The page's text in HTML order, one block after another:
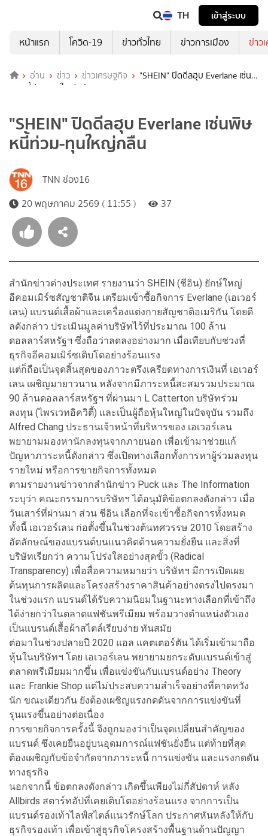
TH
เข้าสู่ระบบ
หน้าแรก
โควิด-19 ข่าวทั่วไทย ข่าวการเมือง ข่าว
อ่าน ข่าว ข่าวเศรษฐกิจ
"SHEIN" ปิดดีลฮุบ Everlane เซ่น
พิษหนี้ท่วม-ทุนใหญ่กลืน
"SHEIN" ปิดดีลฮุบ Everlane เซ่นพิษ
หนี้ท่วม-ทุนใหญ่กลืน
TNN ช่อง16
20 พฤษภาคม 2569 ( 11:55 )
37
สำนักข่าวต่างประเทศ รายงานว่า SHEIN (ชีอิน) ยักษ์ใหญ่
อีคอมเมิร์ซสัญชาติจีน เตรียมเข้าซื้อกิจการ Everlane (เอเวอร์
เลน) แบรนด์เสื้อผ้าและเครื่องแต่งกายสัญชาติอเมริกัน โดยดี
ลดังกล่าว ประเมินมูลค่าบริษัทไว้ที่ประมาณ 100 ล้าน
ดอลลาร์สหรัฐฯ ซึ่งถือว่าลดลงอย่างมาก เมื่อเทียบกับช่วงที่
ธุรกิจอีคอมเมิร์ซเติบโตอย่างร้อนแรง
แต่ก็ถือเป็นจุดสิ้นสุดของภาวะตรึงเครียดทางการเงินที่ เอเวอร์
เลน เผชิญมายาวนาน หลังจากมีภาระหนี้สะสมรวมประมาณ
90 ล้านดอลลาร์สหรัฐฯ ที่ผ่านมา L Catterton บริษัทร่วม
ลงทุน (ไพรเวทอิควิตี้) และเป็นผู้ถือหุ้นใหญ่ในปัจจุบัน รวมถึง
Alfred Chang ประธานเจ้าหน้าที่บริหารของ เอเวอร์เลน
พยายามมองหานักลงทุนจากภายนอก เพื่อเข้ามาช่วยแก้
ปัญหาภาระหนี้ดังกล่าว ซึ่งเปิดทางเลือกทั้งการหาผู้ร่วมลงทุน
รายใหม่ หรือการขายกิจการทั้งหมด
ตามรายงานข่าวจากสำนักข่าว Puck และ The Information
ระบุว่า คณะกรรมการบริษัทฯ ได้อนุมัติข้อตกลงดังกล่าว เมื่อ
วันเสาร์ที่ผ่านมา ส่วน ชีอิน เลือกที่จะเข้าซื้อกิจการทั้งหมด
ทั้งนี้ เอเวอร์เลน ก่อตั้งขึ้นในช่วงต้นทศวรรษ 2010 โดยสร้าง
อัตลักษณ์ของแบรนด์บนแนวคิดด้านความยั่งยืน และสิ่งที่
บริษัทเรียกว่า ความโปร่งใสอย่างสุดขั้ว (Radical
Transparency) เพื่อสื่อความหมายว่า บริษัทฯ มีการเปิดเผย
ต้นทุนการผลิตและโครงสร้างราคาสินค้าอย่างตรงไปตรงมา
ในช่วงแรก แบรนด์ได้รับความนิยมในฐานะทางเลือกที่เข้าถึง
ได้ง่ายกว่าในตลาดแฟชันพรีเมียม พร้อมวางตำแหน่งตัวเอง
เป็นแบรนด์เสื้อผ้าสไตล์เรียบง่าย ทันสมัย
ต่อมาในช่วงปลายปี 2020 แอล แคตเตอร์ตัน ได้เริ่มเข้ามาถือ
หุ้นในบริษัทฯ โดย เอเวอร์เลน พยายามยกระดับแบรนด์เข้าสู่
ตลาดพรีเมียมมากขึ้น เพื่อแข่งขันกับแบรนด์อย่าง Theory
และ Frankie Shop แต่ไม่ประสบความสำเร็จอย่างที่คาดหวัง
นัก ขณะเดียวกัน ยังต้องเผชิญแรงกดดันจากการแข่งขันที่
รุนแรงขึ้นอย่างต่อเนื่อง
การขายกิจการครั้งนี้ จึงถูกมองว่าเป็นจุดเปลี่ยนสำคัญของ
แบรนด์ ซึ่งเคยยืนอยู่บนอุดมการณ์แฟชันยั่งยืน แต่ท้ายที่สุด
ต้องเผชิญกับข้อจำกัดจากภาระหนี้ การแข่งขัน และแรงกดดัน
ทางธุรกิจ
นอกจากนี้ ข้อตกลงดังกล่าว เกิดขึ้นเพียงไม่กี่สัปดาห์ หลัง
Allbirds สตาร์ทอัปที่เคยเติบโตอย่างร้อนแรง จากการเป็น
แบรนด์รองเท้าไลฟ์สไตล์แนวรักษ์โลก ประกาศหันหลังให้กับ
ธุรกิจรองเท้า เพื่อเข้าสู่ธุรกิจโครงสร้างพื้นฐานด้านปัญญา